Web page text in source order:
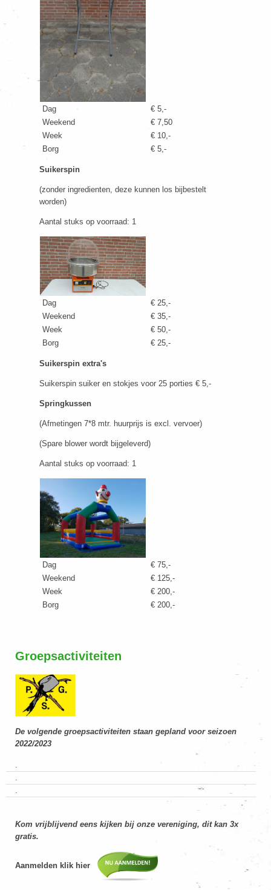
Dag
€ 5,-
Weekend
€ 7,50
Week
€ 10,-
Borg
€ 5,-
Suikerspin
(zonder ingredienten, deze kunnen los bijbestelt
worden)
Aantal stuks op voorraad: 1
Dag
€ 25,-
Weekend
€ 35,-
Week
€ 50,-
Borg
€ 25,-
Suikerspin extra's
Suikerspin suiker en stokjes voor 25 porties € 5,-
Springkussen
(Afmetingen 7*8 mtr. huurprijs is excl. vervoer)
(Spare blower wordt bijgeleverd)
Aantal stuks op voorraad: 1
Dag
€ 75,-
Weekend
€ 125,-
Week
€ 200,-
Borg
€ 200,-
Groepsactiviteiten
De volgende groepsactiviteiten staan gepland voor seizoen
2022/2023
.
.
.
Kom vrijblijvend eens kijken bij onze vereniging, dit kan 3x
gratis.
Aanmelden klik hier